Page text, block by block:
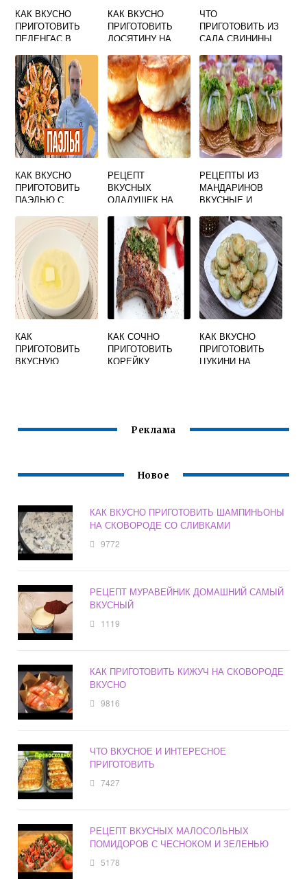
КАК ВКУСНО
ПРИГОТОВИТЬ
ПЕЛЕНГАС В
КАК ВКУСНО
ПРИГОТОВИТЬ
ЛОСЯТИНУ НА
ДОМАШНИХ
УСЛОВИЯХ
ЧТО
ПРИГОТОВИТЬ ИЗ
САЛА СВИНИНЫ
ВКУСНО
КАК ВКУСНО
ПРИГОТОВИТЬ
ПАЭЛЬЮ С
РЕЦЕПТ
ВКУСНЫХ
ОЛАДУШЕК НА
ДРОЖЖАМИ
РЕЦЕПТЫ ИЗ
МАНДАРИНОВ
ВКУСНЫЕ И
С ФОТО
КАК
ПРИГОТОВИТЬ
ВКУСНУЮ
КАК СОЧНО
ПРИГОТОВИТЬ
КОРЕЙКУ
КАК ВКУСНО
ПРИГОТОВИТЬ
ЦУКИНИ НА
Реклама
Новое
КАК ВКУСНО ПРИГОТОВИТЬ ШАМПИНЬОНЫ
НА СКОВОРОДЕ СО СЛИВКАМИ
9772
РЕЦЕПТ МУРАВЕЙНИК ДОМАШНИЙ САМЫЙ
ВКУСНЫЙ
1119
КАК ПРИГОТОВИТЬ КИЖУЧ НА СКОВОРОДЕ
ВКУСНО
9816
ЧТО ВКУСНОЕ И ИНТЕРЕСНОЕ
ПРИГОТОВИТЬ
7427
РЕЦЕПТ ВКУСНЫХ МАЛОСОЛЬНЫХ
ПОМИДОРОВ С ЧЕСНОКОМ И ЗЕЛЕНЬЮ
5178